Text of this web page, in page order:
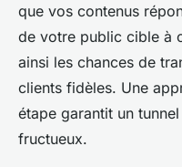
que vos contenus
de votre public cible à
ainsi les chances de
clients fidèles. Une
étape garantit un
fructueux.